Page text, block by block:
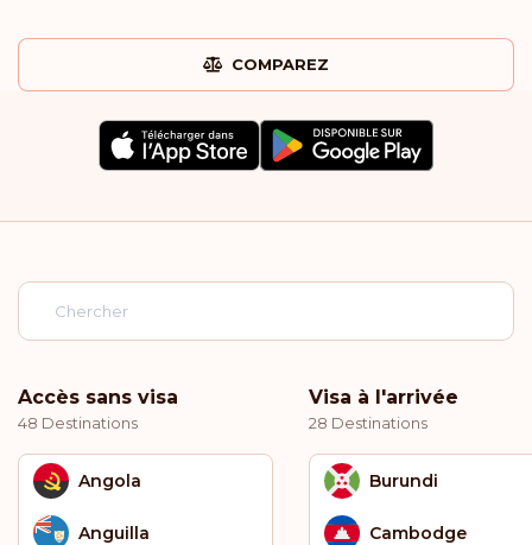
COMPAREZ
Accès sans visa
48 Destinations
Angola
Anguilla
Visa à l'arrivée
28 Destinations
Burundi
Cambodge